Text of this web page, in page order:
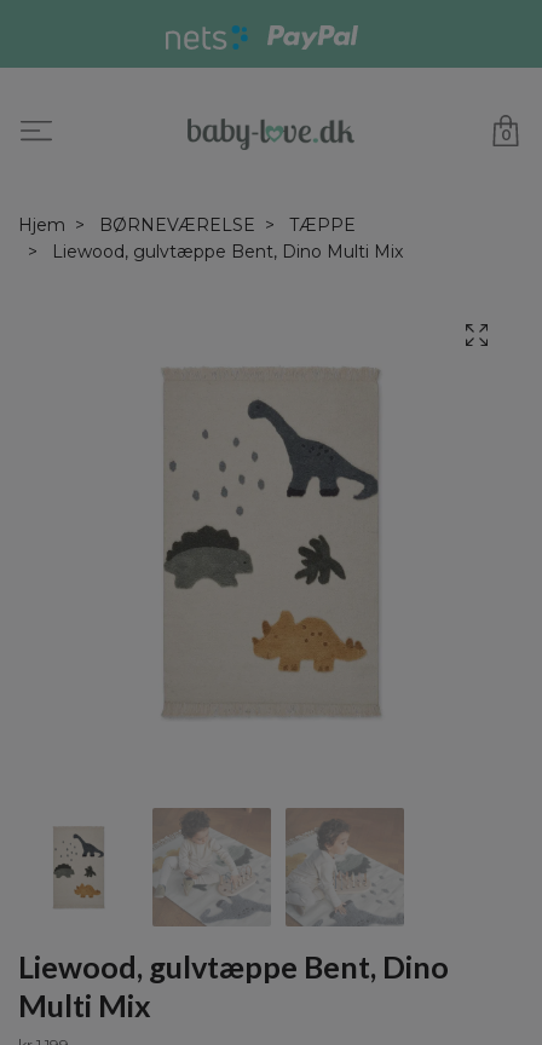
0
Hjem BØRNEVÆRELSE
TÆPPE
Liewood, gulvtæppe Bent, Dino Multi Mix
Liewood, gulvtæppe Bent, Dino
Multi Mix